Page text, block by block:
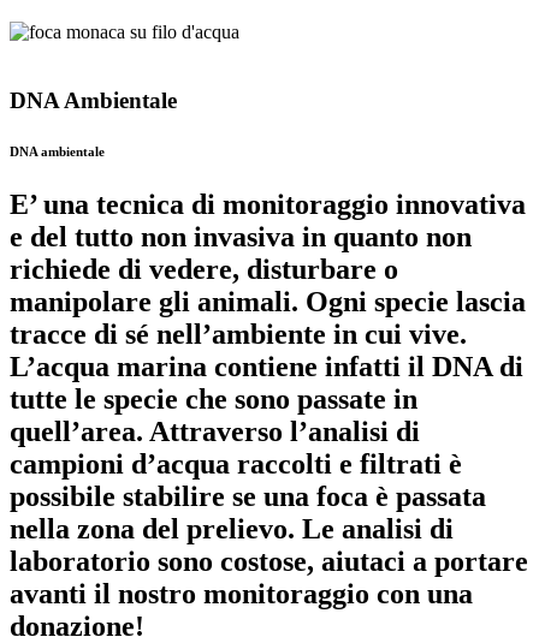
DNA Ambientale
DNA ambientale
E’ una tecnica di monitoraggio innovativa
e del tutto non invasiva in quanto non
richiede di vedere, disturbare o
manipolare gli animali. Ogni specie lascia
tracce di sé nell’ambiente in cui vive.
L’acqua marina contiene infatti il DNA di
tutte le specie che sono passate in
quell’area. Attraverso l’analisi di
campioni d’acqua raccolti e filtrati è
possibile stabilire se una foca è passata
nella zona del prelievo. Le analisi di
laboratorio sono costose, aiutaci a portare
avanti il nostro monitoraggio con una
donazione!